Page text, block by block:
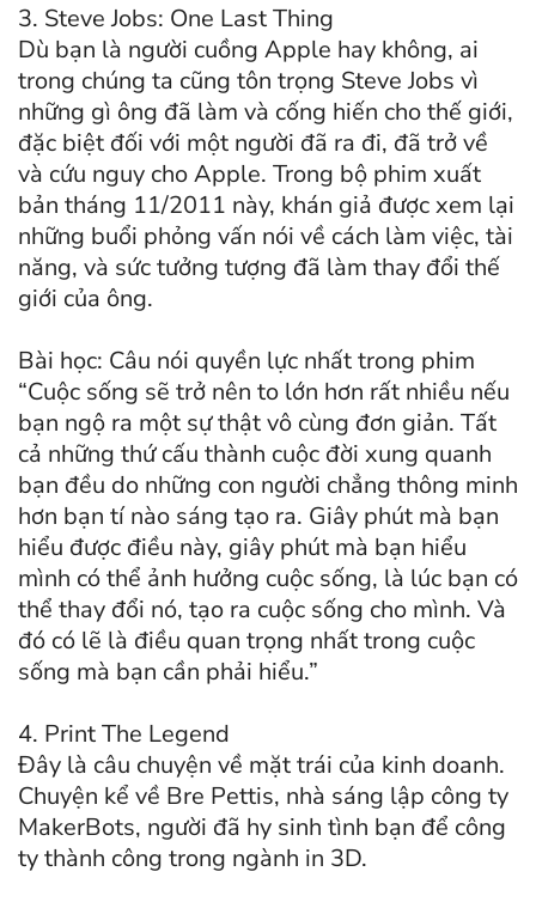
3. Steve Jobs: One Last Thing
Dù bạn là người cuồng Apple hay không, ai
trong chúng ta cũng tôn trọng Steve Jobs vì
những gì ông đã làm và cống hiến cho thế giới,
đặc biệt đối với một người đã ra đi, đã trở về
và cứu nguy cho Apple. Trong bộ phim xuất
bản tháng 11/2011 này, khán giả được xem lại
những buổi phỏng vấn nói về cách làm việc, tài
năng, và sức tưởng tượng đã làm thay đổi thế
giới của ông.
Bài học: Câu nói quyền lực nhất trong phim
“Cuộc sống sẽ trở nên to lớn hơn rất nhiều nếu
bạn ngộ ra một sự thật vô cùng đơn giản. Tất
cả những thứ cấu thành cuộc đời xung quanh
bạn đều do những con người chẳng thông minh
hơn bạn tí nào sáng tạo ra. Giây phút mà bạn
hiểu được điều này, giây phút mà bạn hiểu
mình có thể ảnh hưởng cuộc sống, là lúc bạn có
thể thay đổi nó, tạo ra cuộc sống cho mình. Và
đó có lẽ là điều quan trọng nhất trong cuộc
sống mà bạn cần phải hiểu.”
4. Print The Legend
Đây là câu chuyện về mặt trái của kinh doanh.
Chuyện kể về Bre Pettis, nhà sáng lập công ty
MakerBots, người đã hy sinh tình bạn để công
ty thành công trong ngành in 3D.